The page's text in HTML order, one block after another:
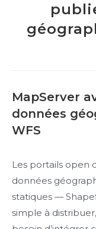
MapServer
données
WFS
Les portails open
données
statiques —
simple à